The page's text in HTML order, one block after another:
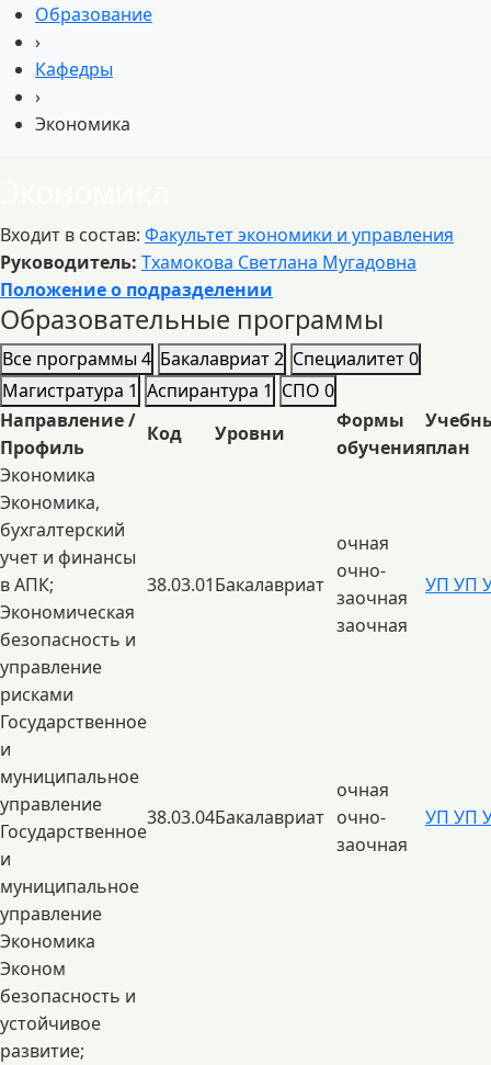
Образование
›
Кафедры
›
Экономика
Входит в состав: Факультет экономики и управления
Руководитель: Тхамокова Светлана Мугадовна
Положение о подразделении
Образовательные программы
Все программы 4 Бакалавриат2 Специалитет0
Магистратура 1 Аспирантура 1 СПО 0
Направление /
Профиль
Код Уровни
Формы
обученияплан
Экономика
Экономика,
бухгалтерский
учет и финансы
в АПК;
Экономическая
безопасность и
управление
рисками
38.03.01Бакалавриат
очная
очно-
заочная
заочная
УП УП
Государственное
и
муниципальное
управление
Государственное
и
муниципальное
управление
38.03.04Бакалавриат
очная
очно-
заочная
УП УП
Экономика
Эконом
безопасность и
устойчивое
развитие;